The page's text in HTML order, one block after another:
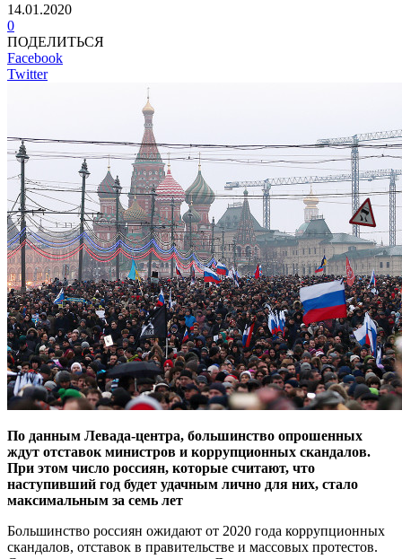
14.01.2020
0
ПОДЕЛИТЬСЯ
Facebook
Twitter
По данным Левада-центра, большинство опрошенных
ждут отставок министров и коррупционных скандалов.
При этом число россиян, которые считают, что
наступивший год будет удачным лично для них, стало
максимальным за семь лет
Большинство россиян ожидают от 2020 года коррупционных
скандалов, отставок в правительстве и массовых протестов.